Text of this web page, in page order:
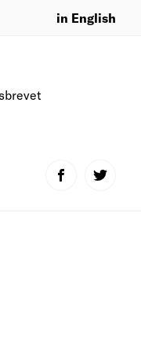
in English